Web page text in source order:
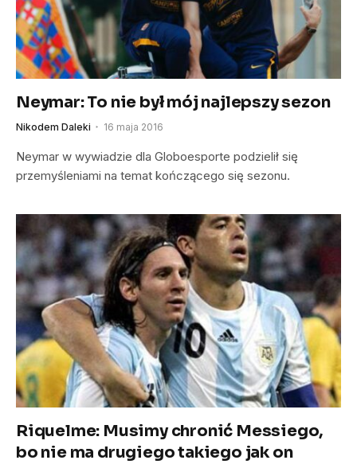
Neymar: To nie był mój najlepszy sezon
Nikodem Daleki 16 maja 2016
Neymar w wywiadzie dla Globoesporte podzielił się
przemyśleniami na temat kończącego się sezonu.
Riquelme: Musimy chronić Messiego,
bo nie ma drugiego takiego jak on